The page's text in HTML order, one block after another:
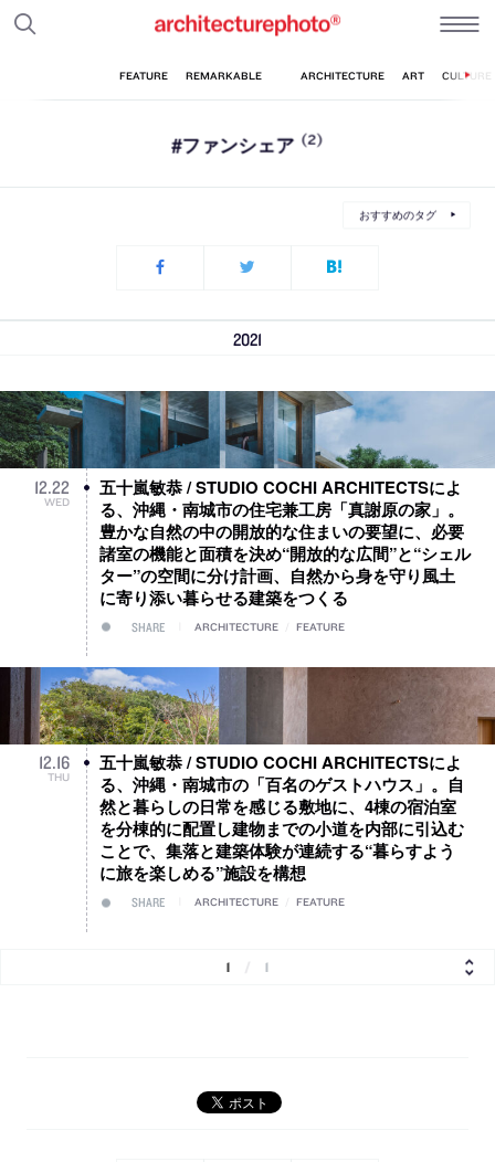
#ファンシェア (2)
おすすめのタグ
2021
12.22
WED
五十嵐敏恭 / STUDIO COCHI ARCHITECTSによ
る、沖縄・南城市の住宅兼工房「真謝原の家」。
豊かな自然の中の開放的な住まいの要望に、必要
諸室の機能と面積を決め“開放的な広間”と“シェル
ター”の空間に分け計画、自然から身を守り風土
に寄り添い暮らせる建築をつくる
SHARE ARCHITECTURE FEATURE
12.16
THU
五十嵐敏恭 / STUDIO COCHI ARCHITECTSによ
る、沖縄・南城市の「百名のゲストハウス」。自
然と暮らしの日常を感じる敷地に、4棟の宿泊室
を分棟的に配置し建物までの小道を内部に引込む
ことで、集落と建築体験が連続する“暮らすよう
に旅を楽しめる”施設を構想
SHARE ARCHITECTURE FEATURE
1 1